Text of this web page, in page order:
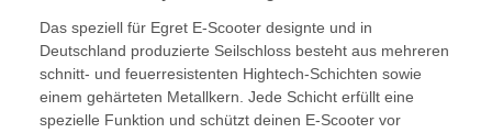
Das speziell für Egret E-Scooter designte und in
Deutschland produzierte Seilschloss besteht aus mehreren
schnitt- und feuerresistenten Hightech-Schichten sowie
einem gehärteten Metallkern. Jede Schicht erfüllt eine
spezielle Funktion und schützt deinen E-Scooter vor